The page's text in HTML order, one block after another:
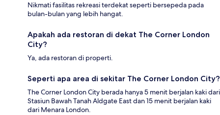
Nikmati fasilitas rekreasi terdekat seperti bersepeda pada
bulan-bulan yang lebih hangat.
Apakah ada restoran di dekat The Corner London
City?
Ya, ada restoran di properti.
Seperti apa area di sekitar The Corner London City?
The Corner London City berada hanya 5 menit berjalan kaki dari
Stasiun Bawah Tanah Aldgate East dan 15 menit berjalan kaki
dari Menara London.